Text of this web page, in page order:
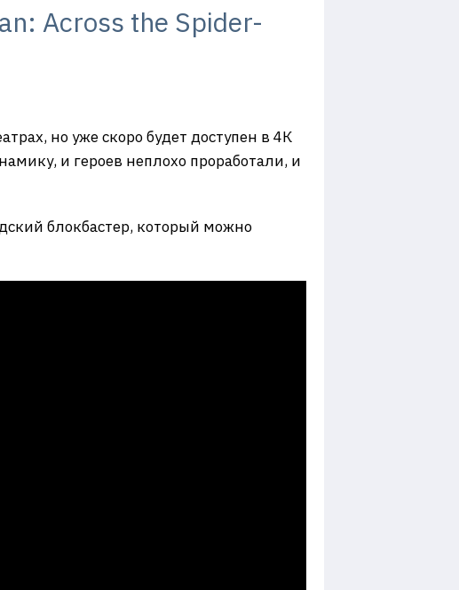
Across the Spider-
но уже скоро будет доступен в 4К
и героев неплохо проработали, и
блокбастер, который можно